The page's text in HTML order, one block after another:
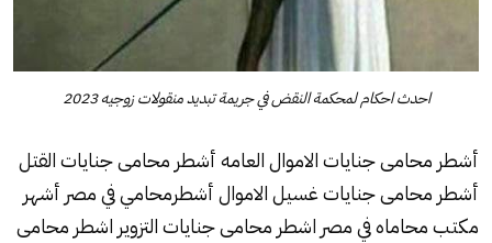
احدث احكام لمحكمة النقض في جريمة تبديد منقولات زوجيه 2023
أشطر محامى جنايات الاموال العامه أشطر محامى جنايات القتل
أشطر محامى جنايات غسيل الاموال أشطرمحامي في مصر أشهر
مكتب محاماه في مصر اشطر محامى جنايات التزوير اشطر محامى